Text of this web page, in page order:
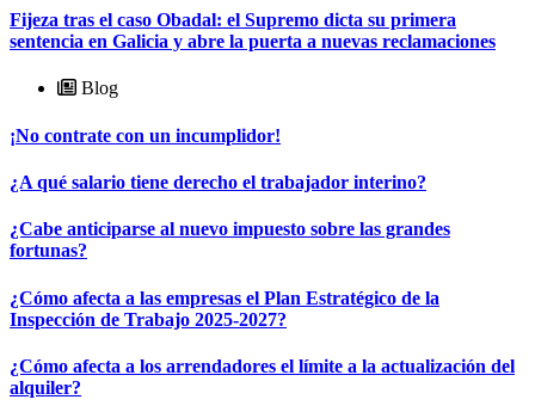
Fijeza tras el caso Obadal: el Supremo dicta su primera
sentencia en Galicia y abre la puerta a nuevas reclamaciones
Blog
¡No contrate con un incumplidor!
¿A qué salario tiene derecho el trabajador interino?
¿Cabe anticiparse al nuevo impuesto sobre las grandes
fortunas?
¿Cómo afecta a las empresas el Plan Estratégico de la
Inspección de Trabajo 2025-2027?
¿Cómo afecta a los arrendadores el límite a la actualización del
alquiler?